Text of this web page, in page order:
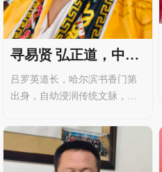
寻易贤 弘正道，中和
堂正式聘任吕罗英道
长为副院长
吕罗英道长，哈尔滨书香门第
出身，自幼浸润传统文脉，自
向往、满怀热忱。道脉与易理
双修，术法体系完整，师德温
厚谦和，经院内罗熙师兄引